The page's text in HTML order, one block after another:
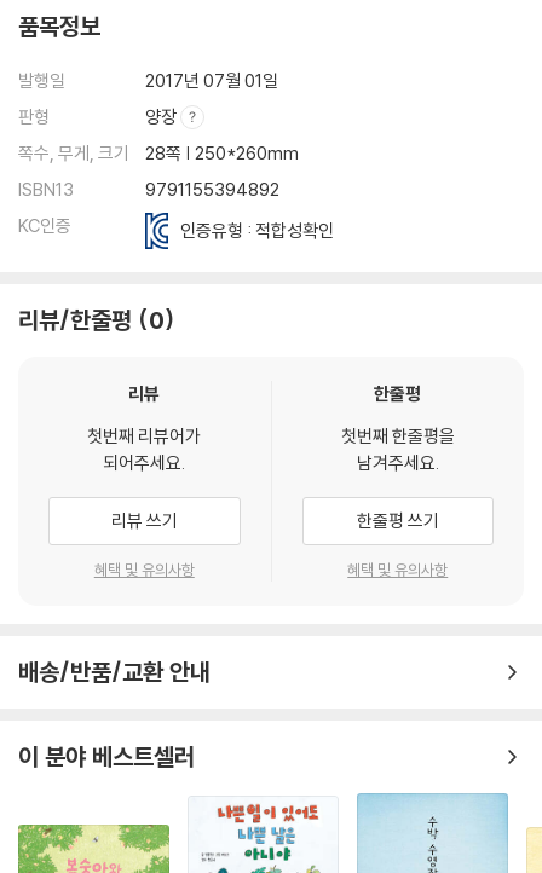
품목정보
발행일
2017년 07월 01일
판형
양장
쪽수, 무게, 크기
28쪽 | 250*260mm
ISBN13
9791155394892
KC인증
인증유형 : 적합성확인
리뷰/한줄평 0
리뷰
첫번째 리뷰어가
되어주세요.
리뷰 쓰기
혜택 및 유의사항
한줄평
첫번째 한줄평을
남겨주세요.
한줄평 쓰기
혜택 및 유의사항
배송/반품/교환 안내
이 분야 베스트셀러